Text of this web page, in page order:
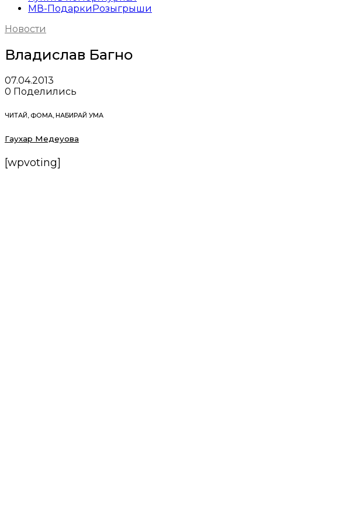
МВ-Подарки Розыгрыши
Новости
Владислав Багно
07.04.2013
0 Поделились
ЧИТАЙ, ФОМА, НАБИРАЙ УМА
Гаухар Медеуова
[wpvoting]